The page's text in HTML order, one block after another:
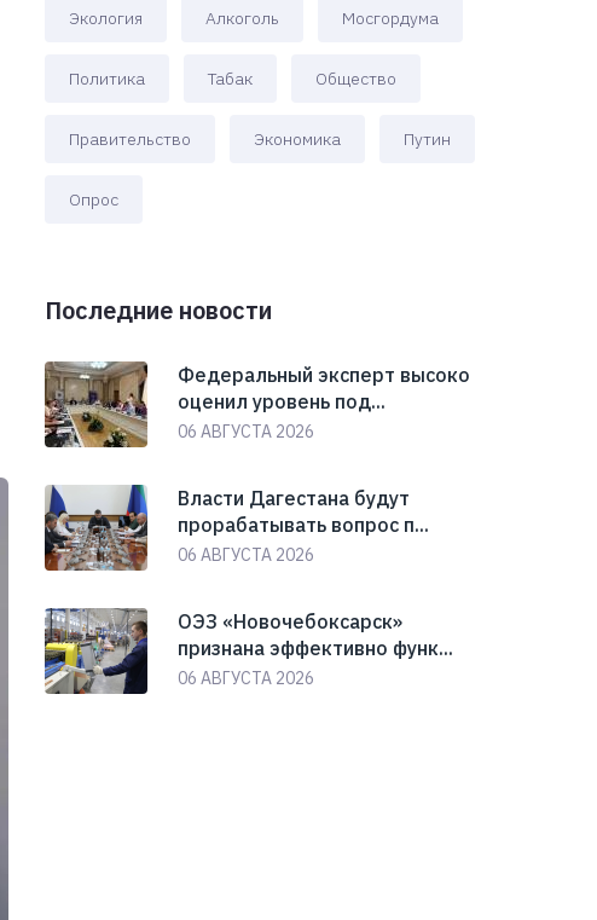
Экология Алкоголь Мосгордума
Политика Табак Общество
Правительство Экономика Путин
Опрос
Последние новости
Федеральный эксперт высоко
оценил уровень под...
06 АВГУСТА 2026
Власти Дагестана будут
прорабатывать вопрос п...
06 АВГУСТА 2026
ОЭЗ «Новочебоксарск»
признана эффективно функ...
06 АВГУСТА 2026